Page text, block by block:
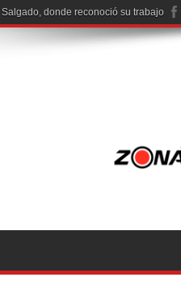
donde reconoció su trabajo